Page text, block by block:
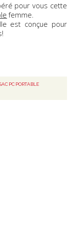
pour vous cette
femme.
est conçue pour
PC PORTABLE